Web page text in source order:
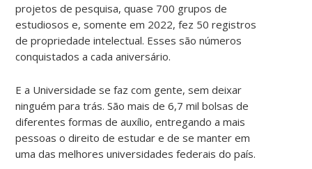
projetos de pesquisa, quase 700 grupos de
estudiosos e, somente em 2022, fez 50 registros
de propriedade intelectual. Esses são números
conquistados a cada aniversário.
E a Universidade se faz com gente, sem deixar
ninguém para trás. São mais de 6,7 mil bolsas de
diferentes formas de auxílio, entregando a mais
pessoas o direito de estudar e de se manter em
uma das melhores universidades federais do país.